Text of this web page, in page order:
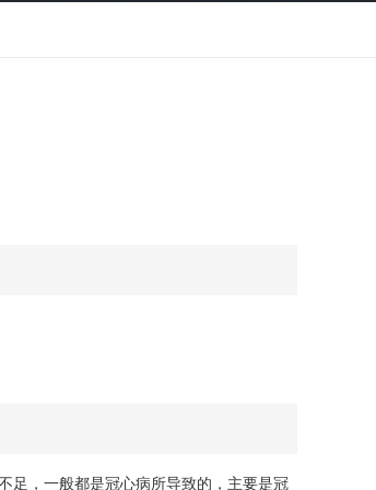
足，一般都是冠心病所导致的，主要是冠